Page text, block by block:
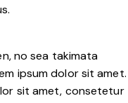
no sea takimata
ipsum dolor sit amet.
sit amet, consetetur